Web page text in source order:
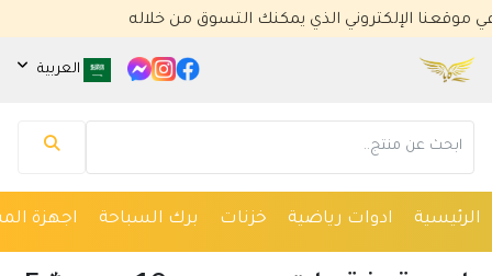
الإلكتروني الذي يمكنك التسوق من خلاله
العربية
الرئيسية ادوات رياضية خزنات برك السباحة اجهزة
مساعد كايا للتسويق الإلكتروني
متصل الآن
الإلكتروني.